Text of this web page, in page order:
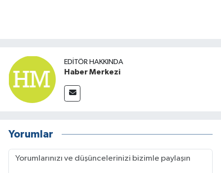
EDITÖR HAKKINDA
Haber Merkezi
Yorumlar
DÜNYA